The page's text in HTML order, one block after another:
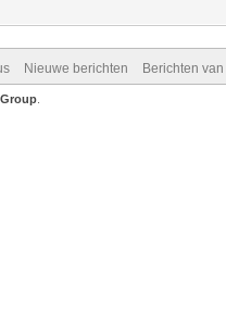
Nieuwe berichten Berichten